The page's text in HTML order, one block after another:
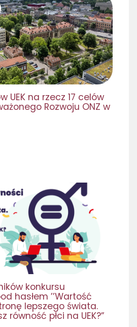
UEK na rzecz 17 celów
Rozwoju ONZ w
konkursu
hasłem ’’Wartość
lepszego świata.
równość płci na UEK?”